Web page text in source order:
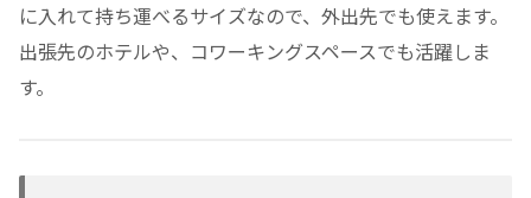
に入れて持ち運べるサイズなので、外出先でも使えます。
出張先のホテルや、コワーキングスペースでも活躍しま
す。